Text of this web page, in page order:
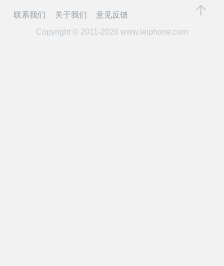
公
联系我们 关于我们
意见反馈
Copyright © 2011-2026 www.leiphone.com